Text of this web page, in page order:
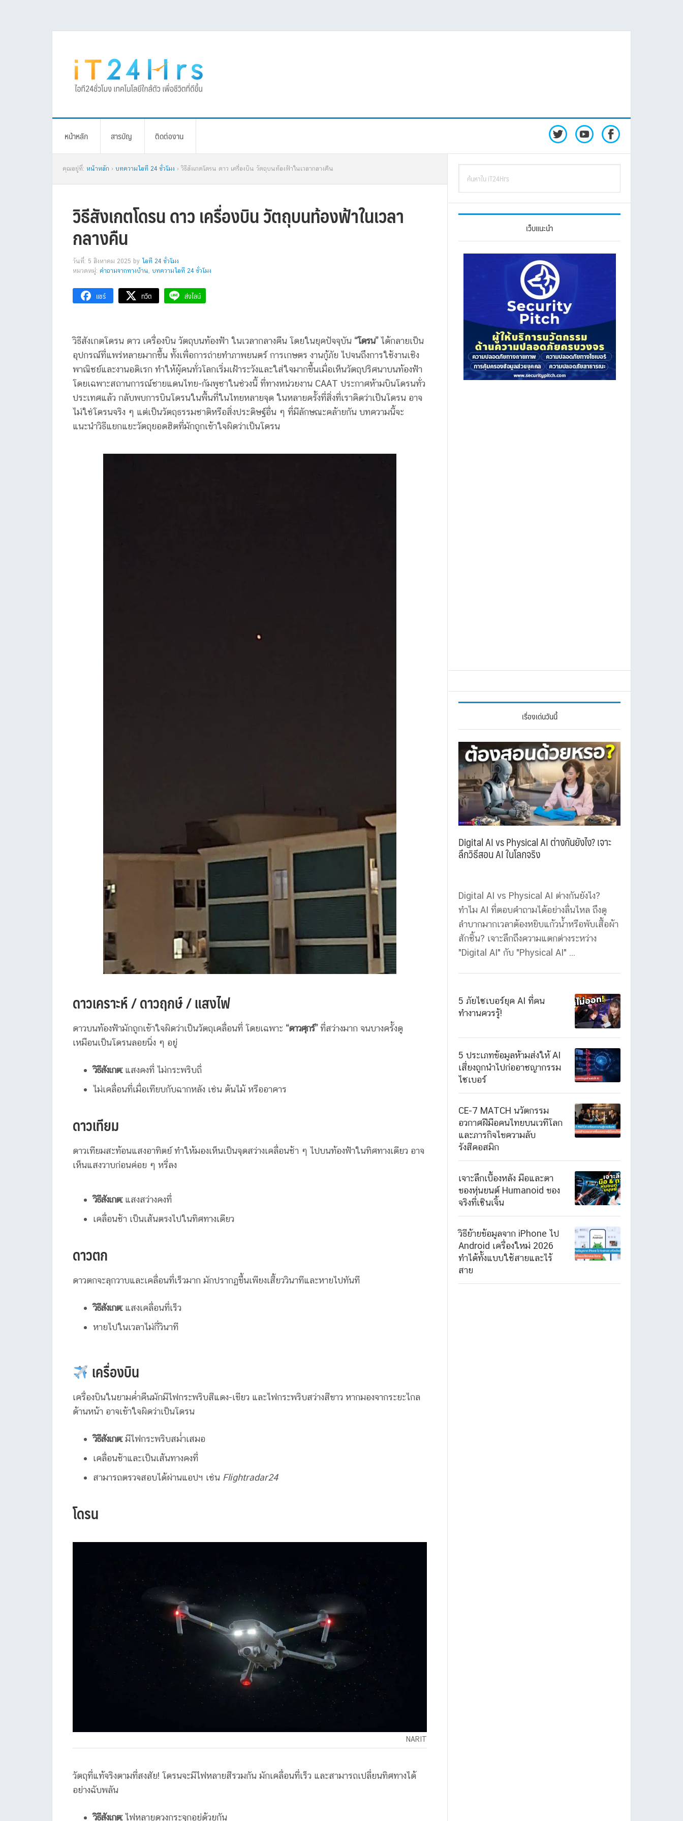
หน้าหลัก สารบัญ ติดต่องาน
คุณอยู่ที่: หน้าหลัก › บทความไอที 24 ชั่วโมง › วิธีสังเกตโดรน ดาว เครื่องบิน วัตถุบนท้องฟ้าในเวลากลางคืน
วิธีสังเกตโดรน ดาว เครื่องบิน วัตถุบนท้องฟ้าในเวลา
กลางคืน
วันที่: 5 สิงหาคม 2025 by ไอที 24 ชั่วโมง
หมวดหมู่: คำถามจากทางบ้าน, บทความไอที 24 ชั่วโมง
แชร์ ทวีต ส่งไลน์
วิธีสังเกตโดรน ดาว เครื่องบิน วัตถุบนท้องฟ้า ในเวลากลางคืน โดยในยุคปัจจุบัน “โดรน”ได้กลายเป็น
อุปกรณ์ที่แพร่หลายมากขึ้น ทั้งเพื่อการถ่ายทำภาพยนตร์ การเกษตร งานกู้ภัย ไปจนถึงการใช้งานเชิง
พาณิชย์และงานอดิเรก ทำให้ผู้คนทั่วโลกเริ่มเฝ้าระวังและใส่ใจมากขึ้นเมื่อเห็นวัตถุปริศนาบนท้องฟ้า
โดยเฉพาะสถานการณ์ชายแดนไทย-กัมพูชาในช่วงนี้ ที่ทางหน่วยงาน CAAT ประกาศห้ามบินโดรนทั่ว
ประเทศแล้ว กลับพบการบินโดรนในพื้นที่ในไทยหลายจุด ในหลายครั้งที่สิ่งที่เราคิดว่าเป็นโดรน อาจ
ไม่ใช่โดรนจริง ๆ แต่เป็นวัตถุธรรมชาติหรือสิ่งประดิษฐ์อื่น ๆ ที่มีลักษณะคล้ายกัน บทความนี้จะ
แนะนำวิธีแยกแยะวัตถุยอดฮิตที่มักถูกเข้าใจผิดว่าเป็นโดรน
ดาวเคราะห์ / ดาวฤกษ์ / แสงไฟ
ดาวบนท้องฟ้ามักถูกเข้าใจผิดว่าเป็นวัตถุเคลื่อนที่ โดยเฉพาะ “ดาวศุกร์”ที่สว่างมาก จนบางครั้งดู
เหมือนเป็นโดรนลอยนิ่ง ๆ อยู่
วิธีสังเกต:แสงคงที่ ไม่กระพริบถี่
ไม่เคลื่อนที่เมื่อเทียบกับฉากหลัง เช่น ต้นไม้ หรืออาคาร
ดาวเทียม
ดาวเทียมสะท้อนแสงอาทิตย์ ทำให้มองเห็นเป็นจุดสว่างเคลื่อนช้า ๆ ไปบนท้องฟ้าในทิศทางเดียว อาจ
เห็นแสงวาบก่อนค่อย ๆ หรี่ลง
วิธีสังเกต:แสงสว่างคงที่
เคลื่อนช้า เป็นเส้นตรงไปในทิศทางเดียว
ดาวตก
ดาวตกจะลุกวาบและเคลื่อนที่เร็วมาก มักปรากฏขึ้นเพียงเสี้ยววินาทีและหายไปทันที
วิธีสังเกต:แสงเคลื่อนที่เร็ว
หายไปในเวลาไม่กี่วินาที
เครื่องบิน
เครื่องบินในยามค่ำคืนมักมีไฟกระพริบสีแดง-เขียว และไฟกระพริบสว่างสีขาว หากมองจากระยะไกล
ด้านหน้า อาจเข้าใจผิดว่าเป็นโดรน
วิธีสังเกต:มีไฟกระพริบสม่ำเสมอ
เคลื่อนช้าและเป็นเส้นทางคงที่
สามารถตรวจสอบได้ผ่านแอปฯ เช่น Flightradar24
โดรน
NARIT
วัตถุที่แท้จริงตามที่สงสัย! โดรนจะมีไฟหลายสีรวมกัน มักเคลื่อนที่เร็ว และสามารถเปลี่ยนทิศทางได้
อย่างฉับพลัน
วิธีสังเกต:ไฟหลายดวงกระจุกอยู่ด้วยกัน
Primary
Sidebar
iT24Hrs
เว็บแนะนำ
เรื่องเด่นวันนี้
Digital AI vs Physical AI ต่างกันยังไง? เจาะ
ลึกวิธีสอน AI ในโลกจริง
Digital AI vs Physical AI ต่างกันยังไง?
ทำไม AI ที่ตอบคำถามได้อย่างลื่นไหล ถึงดู
ลำบากมากเวลาต้องหยิบแก้วน้ำหรือพับเสื้อผ้า
สักชิ้น? เจาะลึกถึงความแตกต่างระหว่าง
"Digital AI" กับ "Physical AI" ...
5 ภัยไซเบอร์ยุค AI ที่คน
ทำงานควรรู้!
5 ประเภทข้อมูลห้ามส่งให้ AI
เสี่ยงถูกนำไปก่ออาชญากรรม
ไซเบอร์
CE-7 MATCH นวัตกรรม
อวกาศฝีมือคนไทยบนเวทีโลก
และภารกิจไขความลับ
รังสีคอสมิก
เจาะลึกเบื้องหลัง มือและตา
ของหุ่นยนต์ Humanoid ของ
จริงที่เซินเจิ้น
วิธีย้ายข้อมูลจาก iPhone ไป
Android เครื่องใหม่ 2026
ทำได้ทั้งแบบใช้สายและไร้
สาย